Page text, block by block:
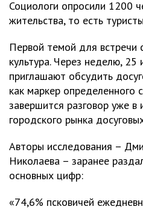
Социологи опросили 1200
жительства, то есть
Первой темой для встречи
культура. Через неделю, 25
приглашают обсудить
как маркер определенного
завершится разговор уже
городского рынка
Авторы исследования –
Николаева – заранее
основных цифр:
«74,6% псковичей